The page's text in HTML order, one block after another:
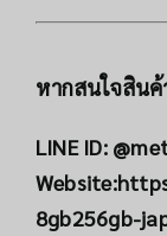
หากสนใจสิน
LINE ID:
Website:
8gb256gb-